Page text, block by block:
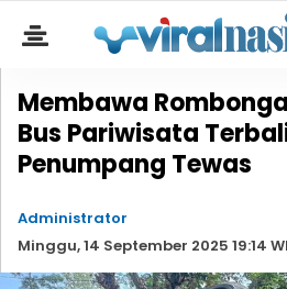
Membawa
Bus Pariwisata
Penumpang Tewas
Administrator
Minggu, 14 September 2025 19:14